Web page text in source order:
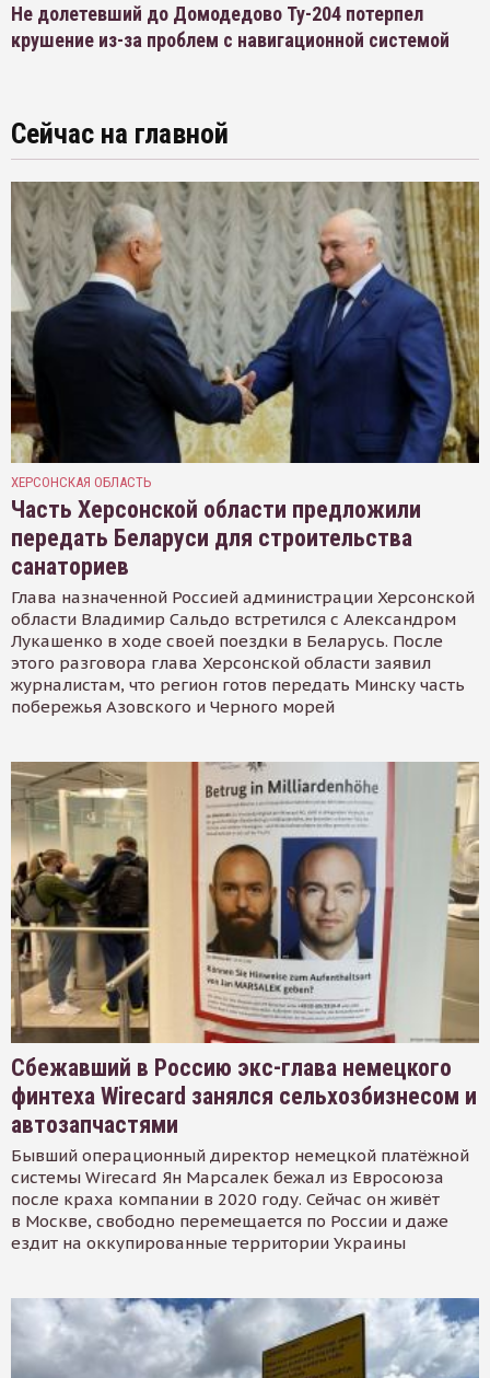
Не долетевший до Домодедово Ту-204 потерпел
крушение из-за проблем с навигационной системой
Сейчас на главной
ХЕРСОНСКАЯ ОБЛАСТЬ
Часть Херсонской области предложили
передать Беларуси для строительства
санаториев
Глава назначенной Россией администрации Херсонской
области Владимир Сальдо встретился с Александром
Лукашенко в ходе своей поездки в Беларусь. После
этого разговора глава Херсонской области заявил
журналистам, что регион готов передать Минску часть
побережья Азовского и Черного морей
Сбежавший в Россию экс-глава немецкого
финтеха Wirecard занялся сельхозбизнесом и
автозапчастями
Бывший операционный директор немецкой платёжной
системы Wirecard Ян Марсалек бежал из Евросоюза
после краха компании в 2020 году. Сейчас он живёт
в Москве, свободно перемещается по России и даже
ездит на оккупированные территории Украины